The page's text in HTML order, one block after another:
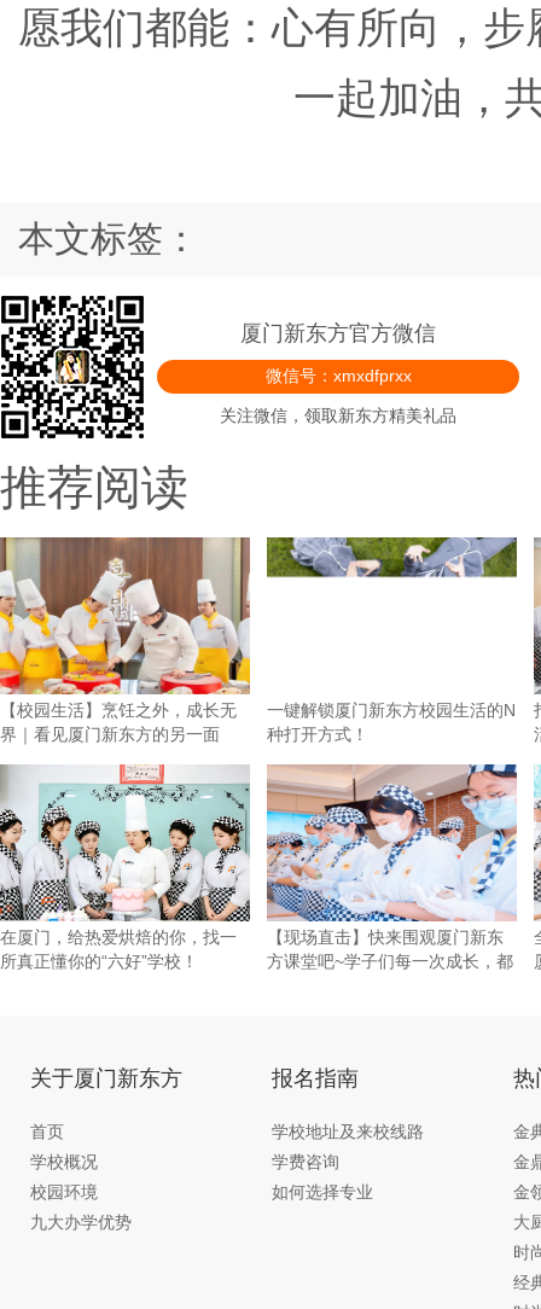
愿我们都能：心有所向，
一起加油，
本文标签：
厦门新东方官方微信
微信号：xmxdfprxx
关注微信，领取新东方精美礼品
推荐阅读
【校园生活】烹饪之外，成长无
界｜看见厦门新东方的另一面
一键解锁厦门新东方校园生活的N
种打开方式！
在厦门，给热爱烘焙的你，找一
所真正懂你的“六好”学校！
【现场直击】快来围观厦门新东
方课堂吧~学子们每一次成长，都
关于厦门新东方
首页
学校概况
校园环境
九大办学优势
报名指南
学校地址及来校线路
学费咨询
如何选择专业
热
金
金
金
大
时
经